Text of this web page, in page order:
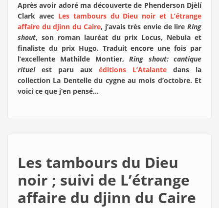
Après avoir adoré ma découverte de Phenderson Djèlí
Clark avec Les tambours du Dieu noir et L’étrange
affaire du djinn du Caire, j’avais très envie de lireRing
shout, son roman lauréat du prix Locus, Nebula et
finaliste du prix Hugo. Traduit encore une fois par
l’excellente Mathilde Montier,Ring shout: cantique
rituelest paru aux éditions L’Atalante dans la
collection La Dentelle du cygne au mois d’octobre. Et
voici ce que j’en pensé…
Les tambours du Dieu
noir ; suivi de L’étrange
affaire du djinn du Caire